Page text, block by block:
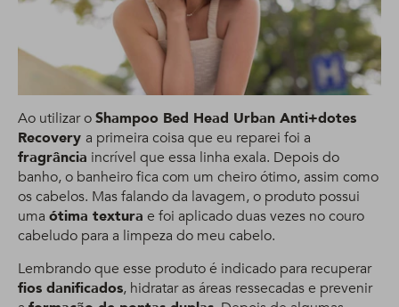
Ao utilizar oShampoo Bed Head Urban Anti+dotes
Recovery a primeira coisa que eu reparei foi a
fragrância incrível que essa linha exala. Depois do
banho, o banheiro fica com um cheiro ótimo, assim como
os cabelos. Mas falando da lavagem, o produto possui
uma ótima textura e foi aplicado duas vezes no couro
cabeludo para a limpeza do meu cabelo.
Lembrando que esse produto é indicado para recuperar
fios danificados, hidratar as áreas ressecadas e prevenir